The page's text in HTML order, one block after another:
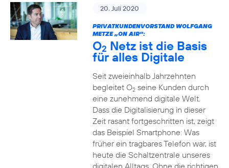
20. Juli 2020
PRIVATKUNDENVORSTAND WOLFGANG
METZE „ON AIR“:
O2 Netz ist die Basis
für alles Digitale
Seit zweieinhalb Jahrzehnten
begleitet O2seine Kunden durch
eine zunehmend digitale Welt.
Dass die Digitalisierung in dieser
Zeit rasant fortgeschritten ist, zeigt
das Beispiel Smartphone: Was
früher ein tragbares Telefon war, ist
heute die Schaltzentrale unseres
digitalen Alltags. Ohne die richtigen